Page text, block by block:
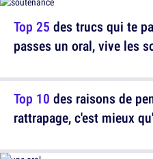
Top 25 des trucs qui te
passes un oral, vive les
Top 10 des raisons de
rattrapage, c'est mieux